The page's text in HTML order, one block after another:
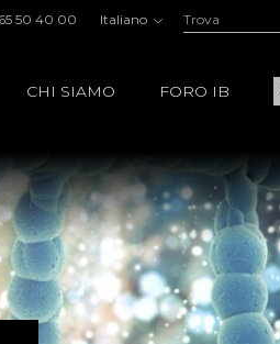
50 40 00 Italiano Trova:
CHI SIAMO FORO IB